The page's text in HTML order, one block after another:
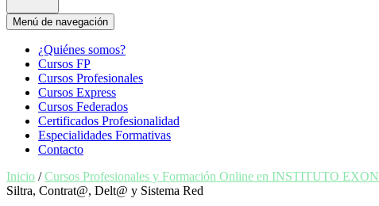
Menú de navegación
¿Quiénes somos?
Cursos FP
Cursos Profesionales
Cursos Express
Cursos Federados
Certificados Profesionalidad
Especialidades Formativas
Contacto
Inicio /Cursos Profesionales y Formación Online en INSTITUTO EXON
Siltra, Contrat@, Delt@ y Sistema Red